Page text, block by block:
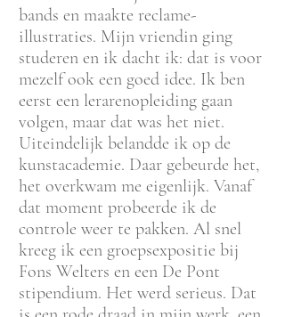
bands en maakte reclame-
illustraties. Mijn vriendin ging
studeren en ik dacht ik: dat is voor
mezelf ook een goed idee. Ik ben
eerst een lerarenopleiding gaan
volgen, maar dat was het niet.
Uiteindelijk belandde ik op de
kunstacademie. Daar gebeurde het,
het overkwam me eigenlijk. Vanaf
dat moment probeerde ik de
controle weer te pakken. Al snel
kreeg ik een groepsexpositie bij
Fons Welters en een De Pont
stipendium. Het werd serieus. Dat